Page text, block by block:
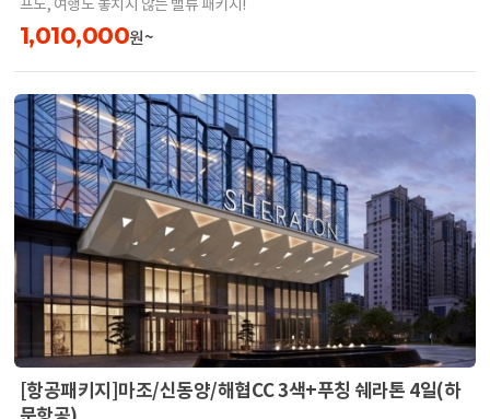
프도, 여행도 놓치지 않는 밸류 패키지!
1,010,000원~
[항공패키지]마조/신동양/해협CC 3색+푸칭 쉐라톤 4일(하